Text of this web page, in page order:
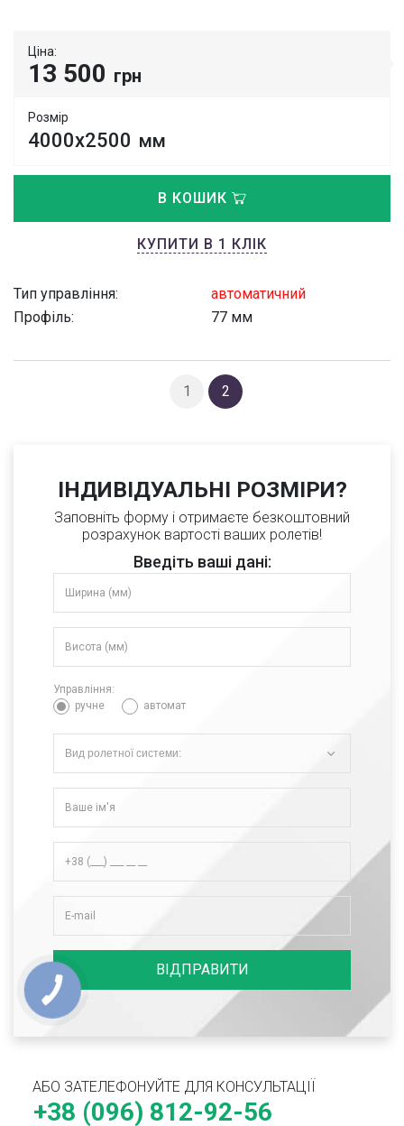
Ціна:
13 500 грн
Розмір
4000х2500 мм
В КОШИК
КУПИТИ В 1 КЛІК
Тип управління:
автоматичний
Профіль:
77 мм
1 2
ІНДИВІДУАЛЬНІ РОЗМІРИ?
Заповніть форму і отримаєте безкоштовний
розрахунок вартості ваших ролетів!
Введіть ваші дані:
Управління:
ручне
автомат
Вид ролетної системи:
ВІДПРАВИТИ
АБО ЗАТЕЛЕФОНУЙТЕ ДЛЯ КОНСУЛЬТАЦІЇ
+38 (096) 812-92-56